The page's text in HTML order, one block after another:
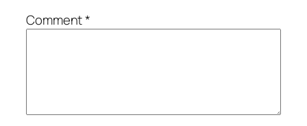
Comment*